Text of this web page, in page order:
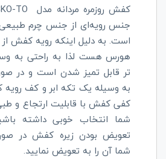
کفش روزمره مردانه مدل TO
جنس رویه‌ای از جنس چرم
است. به دلیل اینکه رویه کفش
هورس هست لذا به راحتی به
تر قابل تمیز شدن است و در
به وسیله یک تکه ابر و کف رویه
کفی کفش با قابلیت ارتجاع و
شما انتخاب خوبی داشته
تعویض بودن زیره کفش در
شما آن را به تعویض نمایید.